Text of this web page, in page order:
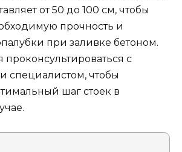
от 50 до 100 см, чтобы
прочность и
при заливке бетоном.
проконсультироваться с
специалистом, чтобы
шаг стоек в